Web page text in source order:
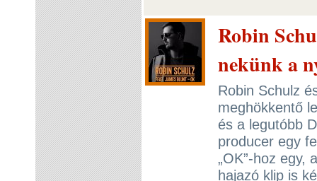
Robin
nekünk a
Robin Schulz
meghökkentő
és a legutóbb
producer egy
„OK”-hoz egy,
hajazó klip is